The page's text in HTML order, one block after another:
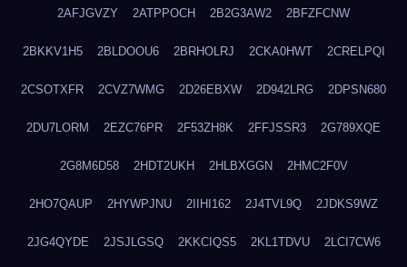
2AFJGVZY 2ATPPOCH 2B2G3AW2 2BFZFCNW
2BKKV1H5 2BLDOOU6 2BRHOLRJ 2CKA0HWT 2CRELPQI
2CSOTXFR 2CVZ7WMG 2D26EBXW 2D942LRG 2DPSN680
2DU7LORM 2EZC76PR 2F53ZH8K 2FFJSSR3 2G789XQE
2G8M6D58 2HDT2UKH 2HLBXGGN 2HMC2F0V
2HO7QAUP 2HYWPJNU 2IIHI162 2J4TVL9Q 2JDKS9WZ
2JG4QYDE 2JSJLGSQ 2KKCIQS5 2KL1TDVU 2LCI7CW6